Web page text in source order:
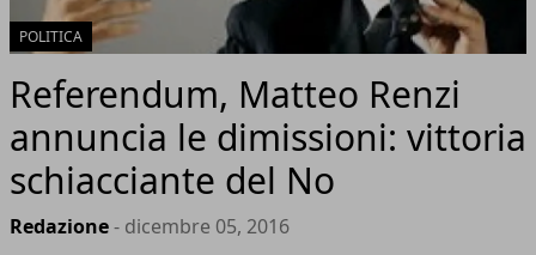
POLITICA
Referendum, Matteo Renzi
annuncia le dimissioni: vittoria
schiacciante del No
Redazione- dicembre 05, 2016